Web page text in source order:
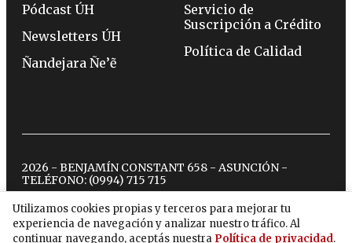
Utilizamos cookies propias y terceros para mejorar tu
experiencia de navegación y analizar nuestro tráfico. Al
continuar navegando, aceptás nuestra Política de privacidad.
Pódcast ÚH
Newsletters ÚH
Ñandejara Ñe’ẽ
Servicio de
Suscripción a Crédito
Política de Calidad
2026 - BENJAMÍN CONSTANT 658 - ASUNCIÓN -
TELÉFONO: (0994) 715 715
twitterinstagram
facebook
tiktokyoutubespotify